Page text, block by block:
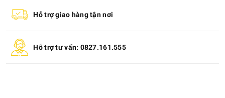
Hỗ trợ giao hàng tận nơi
Hỗ trợ tư vấn: 0827.161.555